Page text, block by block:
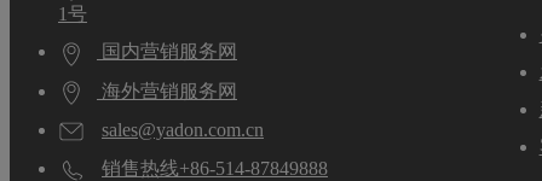
1号
国内营销服务网
海外营销服务网
sales@yadon.com.cn
销售热线+86-514-87849888